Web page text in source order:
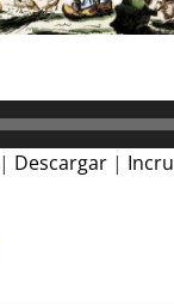
| Descargar |